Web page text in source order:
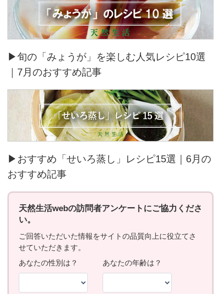
▶旬の「みょうが」を楽しむ人気レシピ10選
｜7月のおすすめ記事
▶おすすめ「せいろ蒸し」レシピ15選｜6月の
おすすめ記事